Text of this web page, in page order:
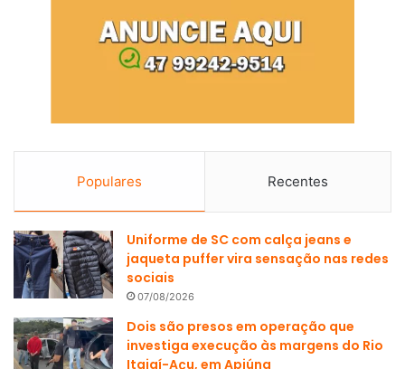
Populares Recentes
Uniforme de SC com calça jeans e
jaqueta puffer vira sensação nas redes
sociais
07/08/2026
Dois são presos em operação que
investiga execução às margens do Rio
Itajaí-Açu, em Apiúna